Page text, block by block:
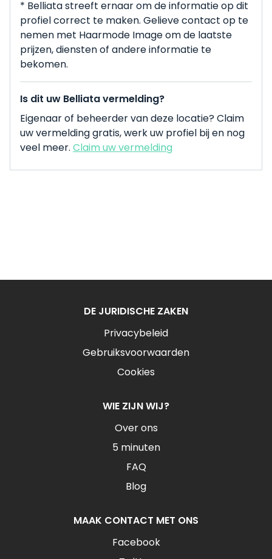
* Belliata streeft ernaar om de informatie op dit
profiel correct te maken. Gelieve contact op te
nemen met Haarmode Image om de laatste
prijzen, diensten of andere informatie te
bekomen.
Is dit uw Belliata vermelding?
Eigenaar of beheerder van deze locatie? Claim
uw vermelding gratis, werk uw profiel bij en nog
veel meer. Claim uw vermelding
DE JURIDISCHE ZAKEN
Privacybeleid
Gebruiksvoorwaarden
Cookies
WIE ZIJN WIJ?
Over ons
5 minuten
FAQ
Blog
MAAK CONTACT MET ONS
Facebook